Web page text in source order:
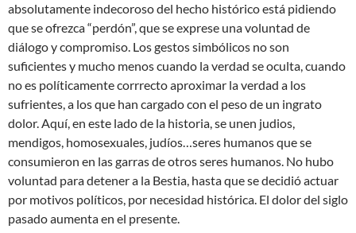
absolutamente indecoroso del hecho histórico está pidiendo
que se ofrezca “perdón”, que se exprese una voluntad de
diálogo y compromiso. Los gestos simbólicos no son
suficientes y mucho menos cuando la verdad se oculta, cuando
no es políticamente corrrecto aproximar la verdad a los
sufrientes, a los que han cargado con el peso de un ingrato
dolor. Aquí, en este lado de la historia, se unen judios,
mendigos, homosexuales, judíos…seres humanos que se
consumieron en las garras de otros seres humanos. No hubo
voluntad para detener a la Bestia, hasta que se decidió actuar
por motivos políticos, por necesidad histórica. El dolor del siglo
pasado aumenta en el presente.